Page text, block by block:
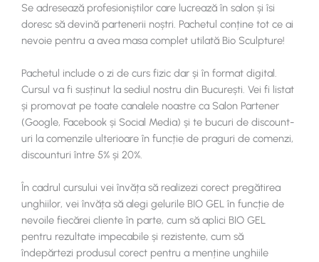
Se adresează profesioniștilor care lucrează în salon și îsi
doresc să devină partenerii noștri. Pachetul conține tot ce ai
nevoie pentru a avea masa complet utilată Bio Sculpture!
Pachetul include o zi de curs fizic dar și în format digital.
Cursul va fi susținut la sediul nostru din București. Vei fi listat
și promovat pe toate canalele noastre ca Salon Partener
(Google, Facebook și Social Media) și te bucuri de discount-
uri la comenzile ulterioare în funcție de praguri de comenzi,
discounturi între 5% și 20%.
În cadrul cursului vei învăța să realizezi corect pregătirea
unghiilor, vei învăța să alegi gelurile BIO GEL în funcție de
nevoile fiecărei cliente în parte, cum să aplici BIO GEL
pentru rezultate impecabile și rezistente, cum să
îndepărtezi produsul corect pentru a menține unghiile